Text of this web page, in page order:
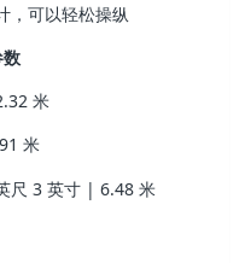
，可以轻松操纵
米
米
尺 3 英寸 | 6.48 米